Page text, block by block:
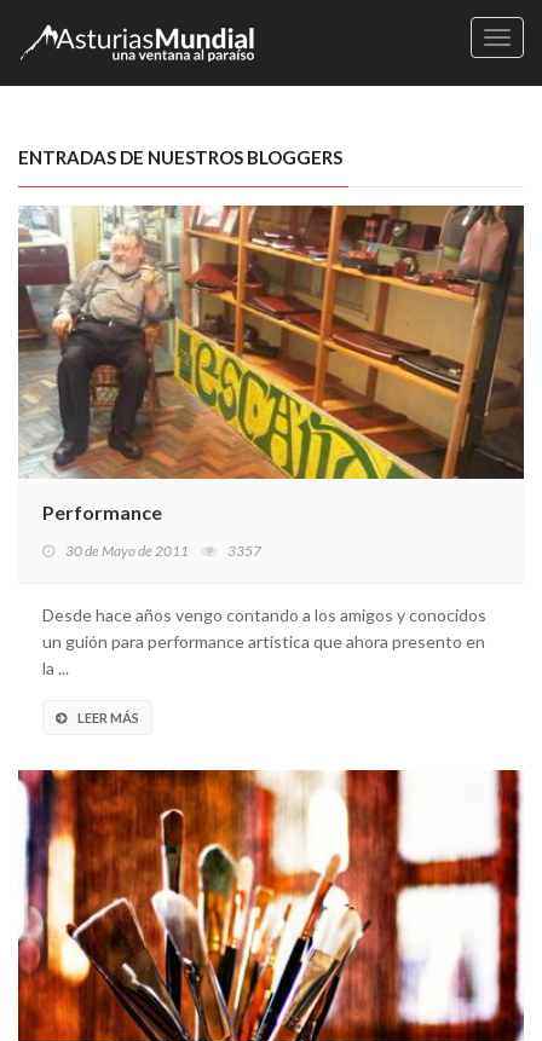
ENTRADAS DE NUESTROS BLOGGERS
Performance
30 de Mayo de 2011 3357
Desde hace años vengo contando a los amigos y conocidos
un guión para performance artística que ahora presento en
la ...
LEER MÁS